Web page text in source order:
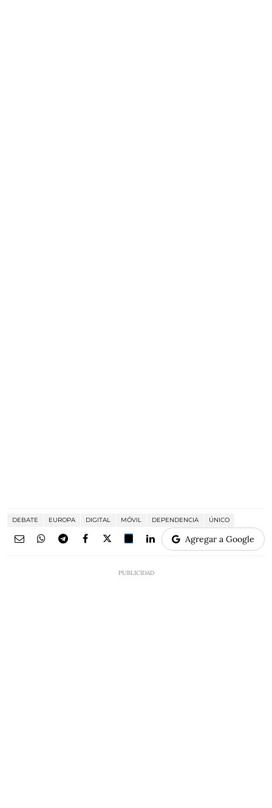
DEBATE EUROPA DIGITAL MÓVIL DEPENDENCIA ÚNICO
Agregar a Google